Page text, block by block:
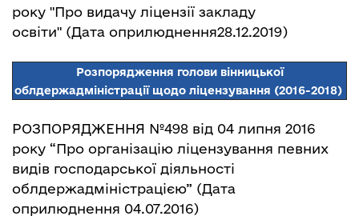
року "Про видачу ліцензії закладу
освіти" (Дата оприлюднення28.12.2019)
Розпорядження голови вінницької
облдержадміністрації щодо ліцензування (2016-2018)
РОЗПОРЯДЖЕННЯ №498 від 04 липня 2016
року “Про організацію ліцензування певних
видів господарської діяльності
облдержадміністрацією” (Дата
оприлюднення 04.07.2016)